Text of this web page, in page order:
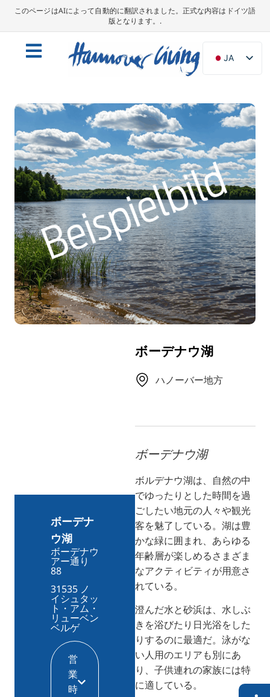
このページはAIによって自動的に翻訳されました。正式な内容はドイツ語
版となります。.
JA
DE
NL
ES
IT
DA
SV
FR
PT
TR
RU
FI
ボーデナウ湖
ハノーバー地方
ボーデナウ湖
ボルデナウ湖は、自然の中
でゆったりとした時間を過
ごしたい地元の人々や観光
客を魅了している。湖は豊
かな緑に囲まれ、あらゆる
年齢層が楽しめるさまざま
なアクティビティが用意さ
れている。
澄んだ水と砂浜は、水しぶ
きを浴びたり日光浴をした
りするのに最適だ。泳がな
い人用のエリアも別にあ
り、子供連れの家族には特
に適している。
ボーデナ
ウ湖
ボーデナウ
アー通り
88
31535 ノ
イシュタッ
ト・アム・
リューベン
ベルゲ
営
業
時